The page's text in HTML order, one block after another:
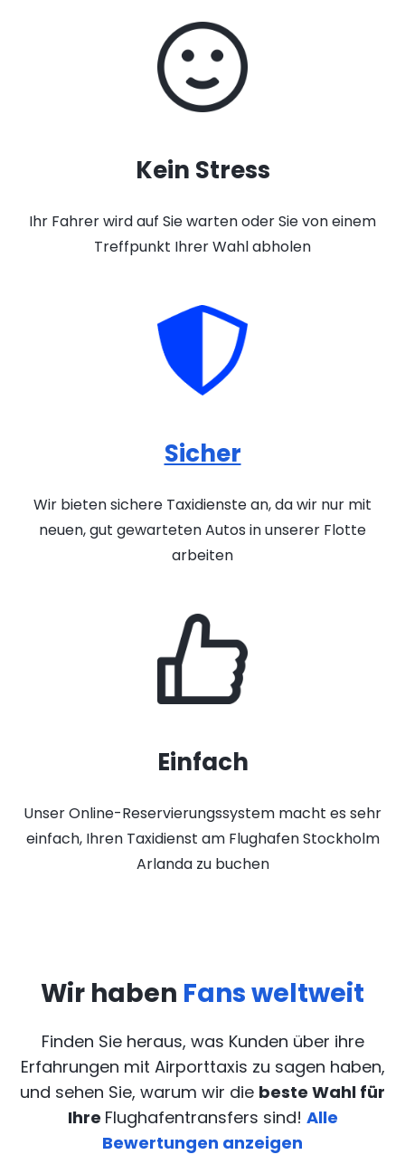
Kein Stress
Ihr Fahrer wird auf Sie warten oder Sie von einem
Treffpunkt Ihrer Wahl abholen
Sicher
Wir bieten sichere Taxidienste an, da wir nur mit
neuen, gut gewarteten Autos in unserer Flotte
arbeiten
Einfach
Unser Online-Reservierungssystem macht es sehr
einfach, Ihren Taxidienst am Flughafen Stockholm
Arlanda zu buchen
Wir haben Fans weltweit
Finden Sie heraus, was Kunden über ihre
Erfahrungen mit Airporttaxis zu sagen haben,
und sehen Sie, warum wir die beste Wahl für
Ihre Flughafentransfers sind! Alle
Bewertungen anzeigen